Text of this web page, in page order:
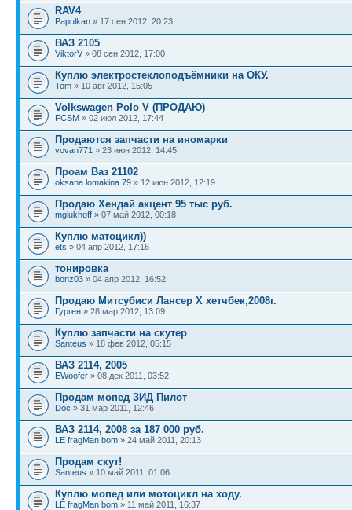
RAV4
Papulkan » 17 сен 2012, 20:23
ВАЗ 2105
ViktorV » 08 сен 2012, 17:00
Куплю электростеклоподъёмники на ОКУ.
Tom » 10 авг 2012, 15:05
Volkswagen Polo V (ПРОДАЮ)
FCSM » 02 июл 2012, 17:44
Продаются запчасти на иномарки
vovan771 » 23 июн 2012, 14:45
Проам Ваз 21102
oksana.lomakina.79 » 12 июн 2012, 12:19
Продаю Хендай акцент 95 тыс руб.
mglukhoff » 07 май 2012, 00:18
Куплю матоцикл))
ets » 04 апр 2012, 17:16
тонировка
bonz03 » 04 апр 2012, 16:52
Продаю Митсубиси Лансер Х хетчбек,2008г.
Гурген » 28 мар 2012, 13:09
Куплю запчасти на скутер
Santeus » 18 фев 2012, 05:15
ВАЗ 2114, 2005
EWoofer » 08 дек 2011, 03:52
Продам мопед ЗИД Пилот
Doc » 31 мар 2011, 12:46
ВАЗ 2114, 2008 за 187 000 руб.
LE fragMan bom » 24 май 2011, 20:13
Продам скут!
Santeus » 10 май 2011, 01:06
Куплю мопед или мотоцикл на ходу.
LE fragMan bom » 11 май 2011, 16:37